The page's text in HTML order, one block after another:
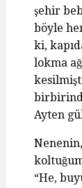
şehir
böyle
ki,
lokma
Ayten
“He,